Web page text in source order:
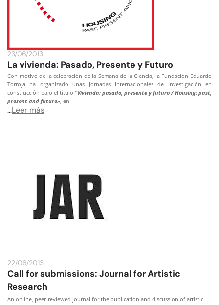
23/06/2013
La vivienda: Pasado, Presente y Futuro
Con motivo de la celebración de la Semana de la Ciencia, la Fundación Eduardo
Torroja ha organizado unas Jornadas Internacionales de investigación en
construcción bajo el título “Vivienda: pasado, presente y futuro / Housing: past,
present and future», en
…Leer más
22/06/2013
Call for submissions: Journal for Artistic
Research
An online, peer-reviewed journal for the publication and discussion of artistic